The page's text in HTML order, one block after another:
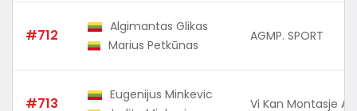
#712
Algimantas Glikas
Marius Petkūnas
AGMP. SPORT
#713
Eugenijus Minkevic
Vi Kan Montasje AS